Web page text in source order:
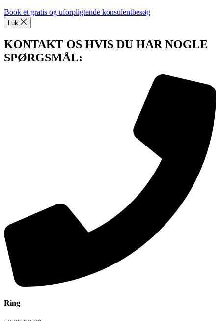
Book et gratis og uforpligtende konsulentbesøg
Luk
KONTAKT OS HVIS DU HAR NOGLE
SPØRGSMÅL:
Ring